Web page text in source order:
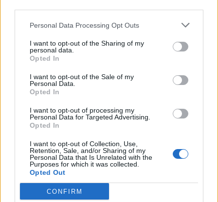
Personal Data Processing Opt Outs
I want to opt-out of the Sharing of my
personal data.
Opted In
I want to opt-out of the Sale of my
Personal Data.
Opted In
I want to opt-out of processing my
Personal Data for Targeted Advertising.
Opted In
I want to opt-out of Collection, Use,
Retention, Sale, and/or Sharing of my
Personal Data that Is Unrelated with the
Purposes for which it was collected.
Opted Out
CONFIRM
La sottosegretaria ha inoltre inquadrato
questa iniziativa all’interno di una più
ampia“rivoluzione culturale”
che,
secondo le sue parole, la destra al governo
panorama educativo nazionale.
Le proposte per il rilancio:
un ritorno alle radici
dell’istruzione
L’attualizzazione del liceo classico
attraverso l’orientamento mirato costituisce
la proposta principale della sottosegretaria.